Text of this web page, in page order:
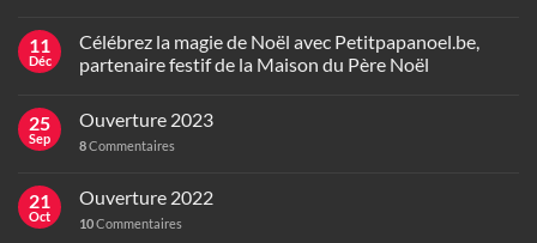
11
Déc
Célébrez la magie de Noël avec Petitpapanoel.be,
partenaire festif de la Maison du Père Noël
25
Sep
Ouverture 2023
8Commentaires
21
Oct
Ouverture 2022
10Commentaires